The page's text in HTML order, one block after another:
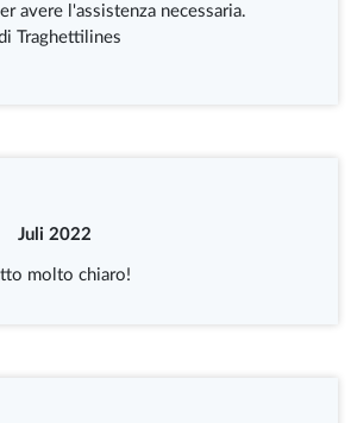
avere l'assistenza necessaria.
Traghettilines
Juli 2022
molto chiaro!